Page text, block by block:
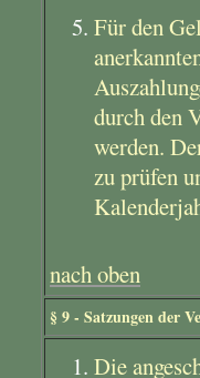
Für den
durch den
werden.
zu prüfen
nach oben
§ 9 - Satzungen der
Die